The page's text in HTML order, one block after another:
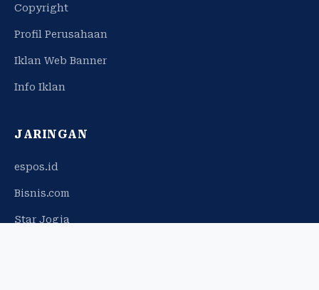
Copyright
Profil Perusahaan
Iklan Web Banner
Info Iklan
JARINGAN
espos.id
Bisnis.com
Star Jogja